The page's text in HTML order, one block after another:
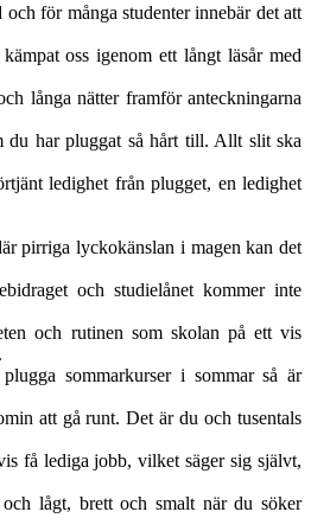
för många studenter innebär det att
oss igenom ett långt läsår med
långa nätter framför anteckningarna
du har pluggat så hårt till. Allt slit ska
ledighet från plugget, en ledighet
pirriga lyckokänslan i magen kan det
och studielånet kommer inte
och rutinen som skolan på ett vis
sommarkurser i sommar så är
att gå runt. Det är du och tusentals
få lediga jobb, vilket säger sig självt,
lågt, brett och smalt när du söker